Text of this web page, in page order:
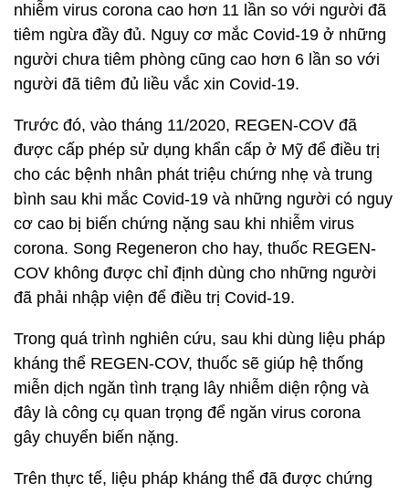
nhiễm virus corona cao hơn 11 lần so với người đã
tiêm ngừa đầy đủ. Nguy cơ mắc Covid-19 ở những
người chưa tiêm phòng cũng cao hơn 6 lần so với
người đã tiêm đủ liều vắc xin Covid-19.
Trước đó, vào tháng 11/2020, REGEN-COV đã
được cấp phép sử dụng khẩn cấp ở Mỹ để điều trị
cho các bệnh nhân phát triệu chứng nhẹ và trung
bình sau khi mắc Covid-19 và những người có nguy
cơ cao bị biến chứng nặng sau khi nhiễm virus
corona. Song Regeneron cho hay, thuốc REGEN-
COV không được chỉ định dùng cho những người
đã phải nhập viện để điều trị Covid-19.
Trong quá trình nghiên cứu, sau khi dùng liệu pháp
kháng thể REGEN-COV, thuốc sẽ giúp hệ thống
miễn dịch ngăn tình trạng lây nhiễm diện rộng và
đây là công cụ quan trọng để ngăn virus corona
gây chuyển biến nặng.
Trên thực tế, liệu pháp kháng thể đã được chứng